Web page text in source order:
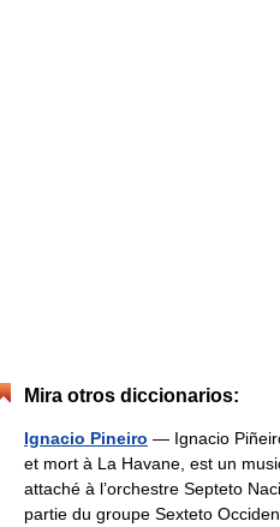
Mira otros diccionarios:
Ignacio Pineiro — Ignacio
et mort à La Havane, est un
attaché à l’orchestre Septeto
partie du groupe Sexteto